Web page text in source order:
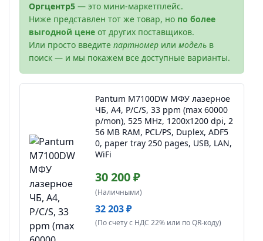
Оргцентр5 — это мини-маркетплейс.
Ниже представлен тот же товар, но по более
выгодной цене от других поставщиков.
Или просто введите партномер или модель в
поиск — и мы покажем все доступные варианты.
Pantum M7100DW МФУ лазерное
ЧБ, А4, P/C/S, 33 ppm (max 60000
p/mon), 525 MHz, 1200x1200 dpi, 2
56 MB RAM, PCL/PS, Duplex, ADF5
0, paper tray 250 pages, USB, LAN,
WiFi
30 200 ₽
(Наличными)
32 203 ₽
(По счету с НДС 22% или по QR-коду)